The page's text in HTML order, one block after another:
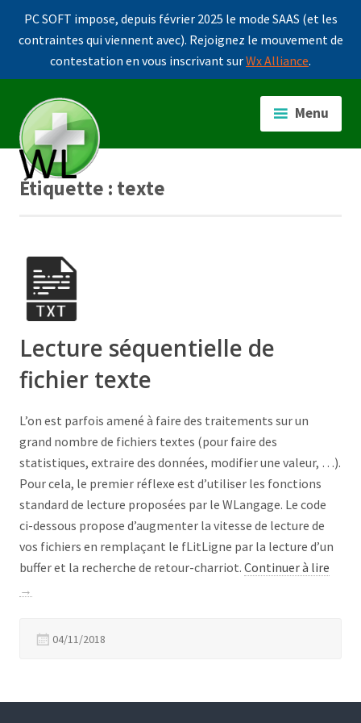
PC SOFT impose, depuis février 2025 le mode SAAS (et les
contraintes qui viennent avec). Rejoignez le mouvement de
contestation en vous inscrivant surWx Alliance.
contenu
principal
Menu
Étiquette : texte
Lecture séquentielle de
fichier texte
L’on est parfois amené à faire des traitements sur un
grand nombre de fichiers textes (pour faire des
statistiques, extraire des données, modifier une valeur, …).
Pour cela, le premier réflexe est d’utiliser les fonctions
standard de lecture proposées par le WLangage. Le code
ci-dessous propose d’augmenter la vitesse de lecture de
vos fichiers en remplaçant le fLitLigne par la lecture d’un
buffer et la recherche de retour-charriot. Continuer à lire
→
04/11/2018